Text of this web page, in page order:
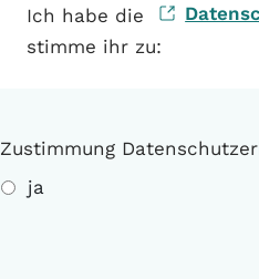
Ich habe die
stimme ihr zu:
Zustimmung
ja